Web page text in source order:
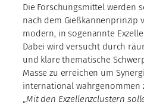
Die Forschungsmittel werden
nach dem Gießkannenprinzip
modern, in sogenannte
Dabei wird versucht durch
und klare thematische
Masse zu erreichen um
international wahrgenommen
„Mit den Exzellenzclustern